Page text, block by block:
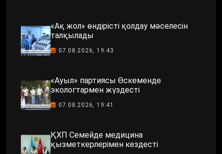
«Ақ жол» өндірісті қолдау мәселесін
талқылады
07.08.2026, 19:43
«Ауыл» партиясы Өскеменде
экологтармен жүздесті
07.08.2026, 19:41
ҚХП Семейде медицина
қызметкерлерімен кездесті